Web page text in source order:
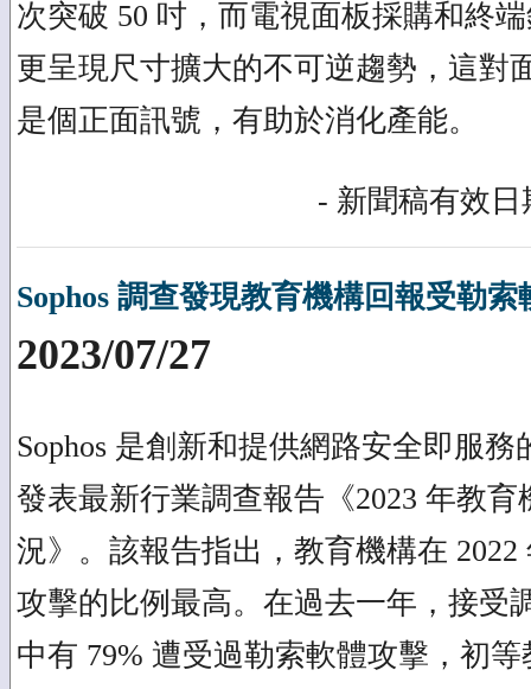
次突破 50 吋，而電視面板採購和終
更呈現尺寸擴大的不可逆趨勢，這對
是個正面訊號，有助於消化產能。
- 新聞稿有效日
Sophos 調查發現教育機構回報受勒
2023/07/27
Sophos 是創新和提供網路安全即服
發表最新行業調查報告《2023 年教
況》。該報告指出，教育機構在
攻擊的比例最高。在過去一年，接受
中有 79% 遭受過勒索軟體攻擊，初